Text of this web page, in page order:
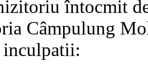
întocmit
Câmpulung
inculpatii: